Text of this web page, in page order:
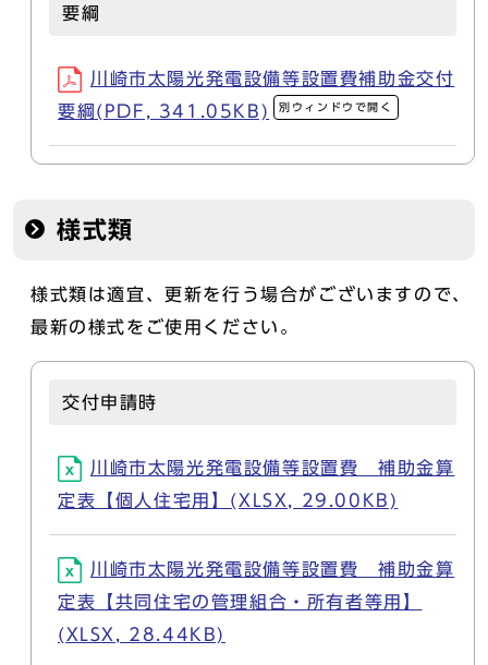
要綱
川崎市太陽光発電設備等設置費補助金交付
要綱(PDF, 341.05KB)
別ウィンドウで開く
様式類
様式類は適宜、更新を行う場合がございますので、
最新の様式をご使用ください。
交付申請時
川崎市太陽光発電設備等設置費 補助金算
定表【個人住宅用】(XLSX, 29.00KB)
川崎市太陽光発電設備等設置費 補助金算
定表【共同住宅の管理組合・所有者等用】
(XLSX, 28.44KB)